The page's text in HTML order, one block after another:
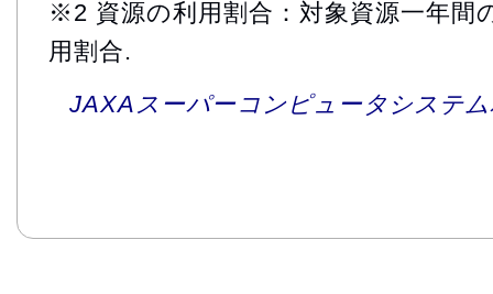
※2 資源の利用割合：対象資源一年間
用割合.
JAXAスーパーコンピュータシステ